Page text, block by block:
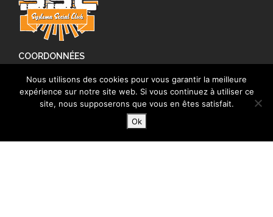
COORDONNÉES
1 cours d'Herbouville
69004 Lyon
06 62 77 73 45
Nous utilisons des cookies pour vous garantir la meilleure
expérience sur notre site web. Si vous continuez à utiliser ce
site, nous supposerons que vous en êtes satisfait.
Ok